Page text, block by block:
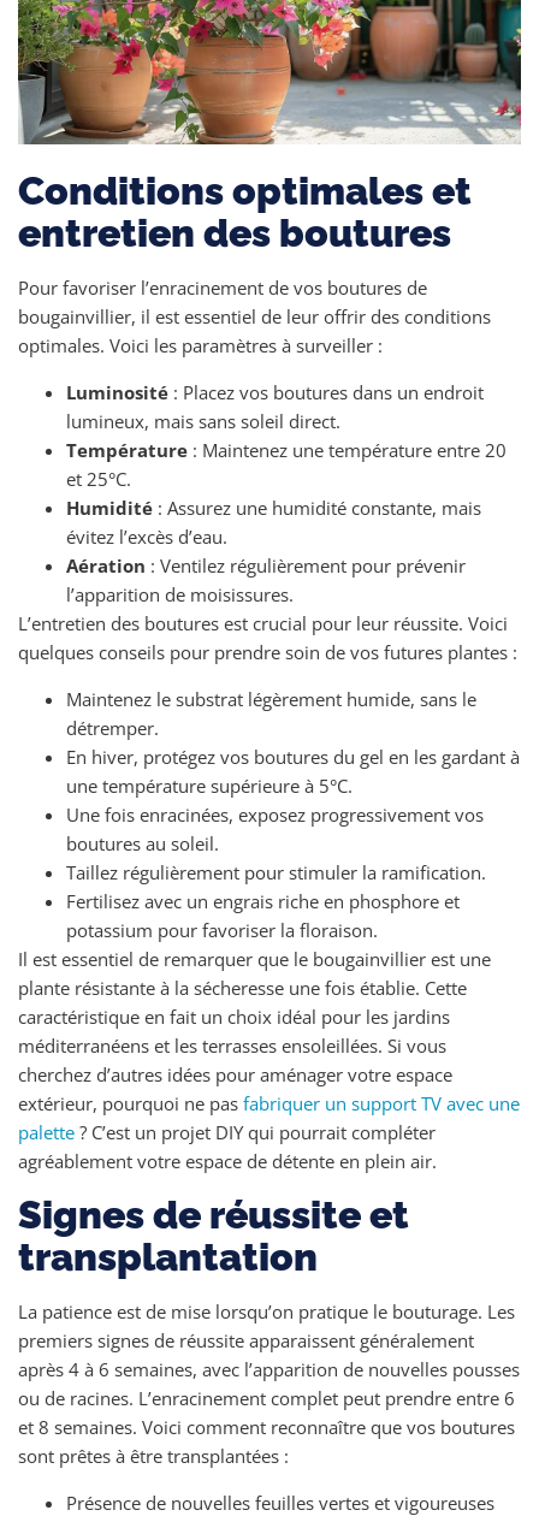
Conditions optimales et
entretien des boutures
Pour favoriser l’enracinement de vos boutures de
bougainvillier, il est essentiel de leur offrir des conditions
optimales. Voici les paramètres à surveiller :
Luminosité : Placez vos boutures dans un endroit
lumineux, mais sans soleil direct.
Température : Maintenez une température entre 20
et 25°C.
Humidité : Assurez une humidité constante, mais
évitez l’excès d’eau.
Aération : Ventilez régulièrement pour prévenir
l’apparition de moisissures.
L’entretien des boutures est crucial pour leur réussite. Voici
quelques conseils pour prendre soin de vos futures plantes :
Maintenez le substrat légèrement humide, sans le
détremper.
En hiver, protégez vos boutures du gel en les gardant à
une température supérieure à 5°C.
Une fois enracinées, exposez progressivement vos
boutures au soleil.
Taillez régulièrement pour stimuler la ramification.
Fertilisez avec un engrais riche en phosphore et
potassium pour favoriser la floraison.
Il est essentiel de remarquer que le bougainvillier est une
plante résistante à la sécheresse une fois établie. Cette
caractéristique en fait un choix idéal pour les jardins
méditerranéens et les terrasses ensoleillées. Si vous
cherchez d’autres idées pour aménager votre espace
extérieur, pourquoi ne pas fabriquer un support TV avec une
palette ? C’est un projet DIY qui pourrait compléter
agréablement votre espace de détente en plein air.
Signes de réussite et
transplantation
La patience est de mise lorsqu’on pratique le bouturage. Les
premiers signes de réussite apparaissent généralement
après 4 à 6 semaines, avec l’apparition de nouvelles pousses
ou de racines. L’enracinement complet peut prendre entre 6
et 8 semaines. Voici comment reconnaître que vos boutures
sont prêtes à être transplantées :
Présence de nouvelles feuilles vertes et vigoureuses